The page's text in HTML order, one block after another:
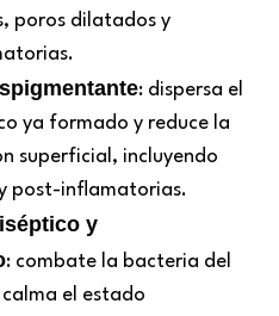
poros dilatados y
: dispersa el
ya formado y reduce la
superficial, incluyendo
post-inflamatorias.
y
: combate la bacteria del
el estado